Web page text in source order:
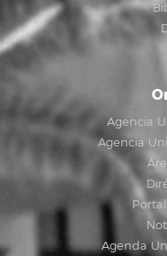
Agencia
Agencia
Agenda